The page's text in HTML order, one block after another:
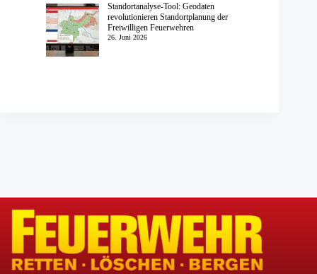
Standortanalyse-Tool: Geodaten
revolutionieren Standortplanung der
Freiwilligen Feuerwehren
26. Juni 2026